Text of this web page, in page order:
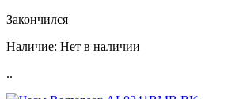
Закончился
Наличие: Нет в наличии
..